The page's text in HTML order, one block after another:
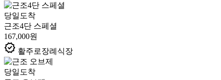
당일도착
근조4단 스페셜
167,000원
verified 활주로장례식장
당일도착